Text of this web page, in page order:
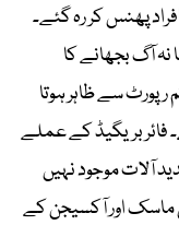
پھنس کر رہ گئے۔
نہ آگ بجھانے کا
رپورٹ سے ظاہر ہوتا
فائر بریگیڈ کے عملے
آلات موجود نہیں
ماسک اور آکسیجن کے